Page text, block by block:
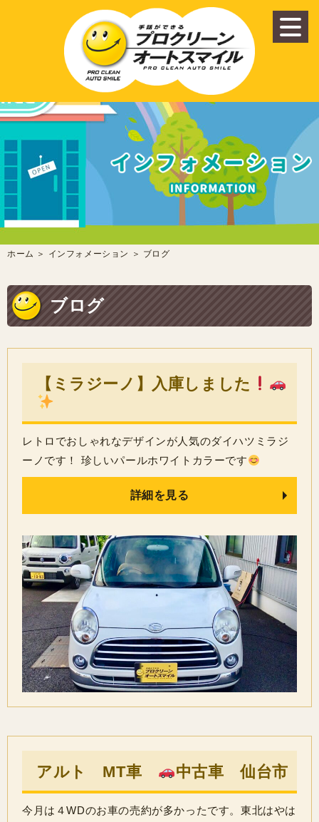
ホーム ＞ インフォメーション ＞ ブログ
ブログ
【ミラジーノ】入庫しました
レトロでおしゃれなデザインが人気のダイハツミラジ
ーノです！ 珍しいパールホワイトカラーです
詳細を見る
アルト MT車 中古車 仙台市
今月は４WDのお車の売約が多かったです。東北はやは